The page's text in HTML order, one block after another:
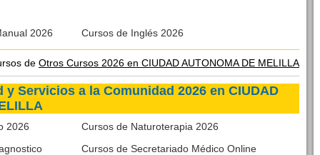
2026 Cursos de Inglés 2026
de Otros Cursos 2026 en CIUDAD AUTONOMA DE MELILLA
y Servicios a la Comunidad 2026 en CIUDAD
2026
Cursos de Naturoterapia 2026
Cursos de Secretariado Médico Online